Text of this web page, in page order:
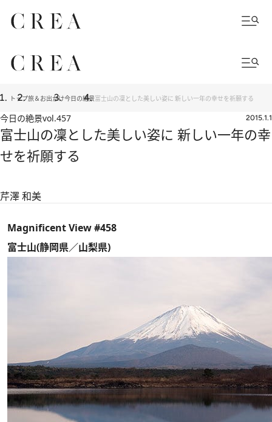
トップ旅＆お出かけ今日の絶景富士山の凜とした美しい姿に 新しい一年の幸せを祈願する
今日の絶景vol.457 2015.1.1
富士山の凜とした美しい姿に 新しい一年の幸
せを祈願する
芹澤 和美
Magnificent View #458
富士山(静岡県／山梨県)